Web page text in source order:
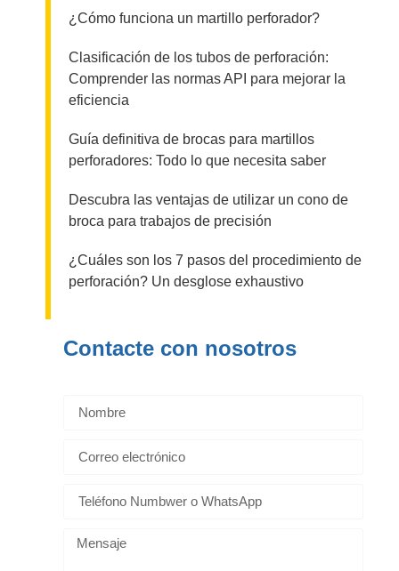
¿Cómo funciona un martillo perforador?
Clasificación de los tubos de perforación:
Comprender las normas API para mejorar la
eficiencia
Guía definitiva de brocas para martillos
perforadores: Todo lo que necesita saber
Descubra las ventajas de utilizar un cono de
broca para trabajos de precisión
¿Cuáles son los 7 pasos del procedimiento de
perforación? Un desglose exhaustivo
Contacte con nosotros